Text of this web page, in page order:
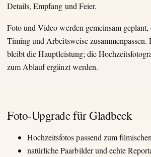
Details, Empfang und Feier.
Foto und Video werden gemeinsam
Timing und Arbeitsweise
bleibt die Hauptleistung; die
zum Ablauf ergänzt werden.
Foto-Upgrade für Gladbeck
Hochzeitsfotos passend zum
natürliche Paarbilder und echte